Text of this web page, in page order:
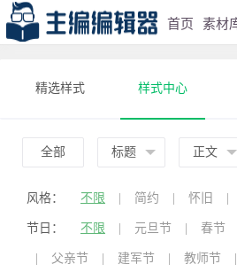
首页 素材
精选样式 样式中心
全部 标题 正文
风格： 不限 简约 怀旧
节日： 不限 元旦节 春节
父亲节 建军节 教师节